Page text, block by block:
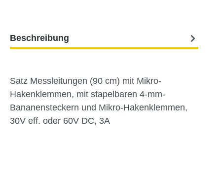
Beschreibung
Satz Messleitungen (90 cm) mit Mikro-
Hakenklemmen, mit stapelbaren 4-mm-
Bananensteckern und Mikro-Hakenklemmen,
30V eff. oder 60V DC, 3A